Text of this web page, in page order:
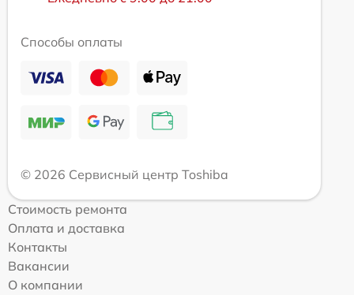
Способы оплаты
© 2026 Сервисный центр Toshiba
Стоимость ремонта
Оплата и доставка
Контакты
Вакансии
О компании